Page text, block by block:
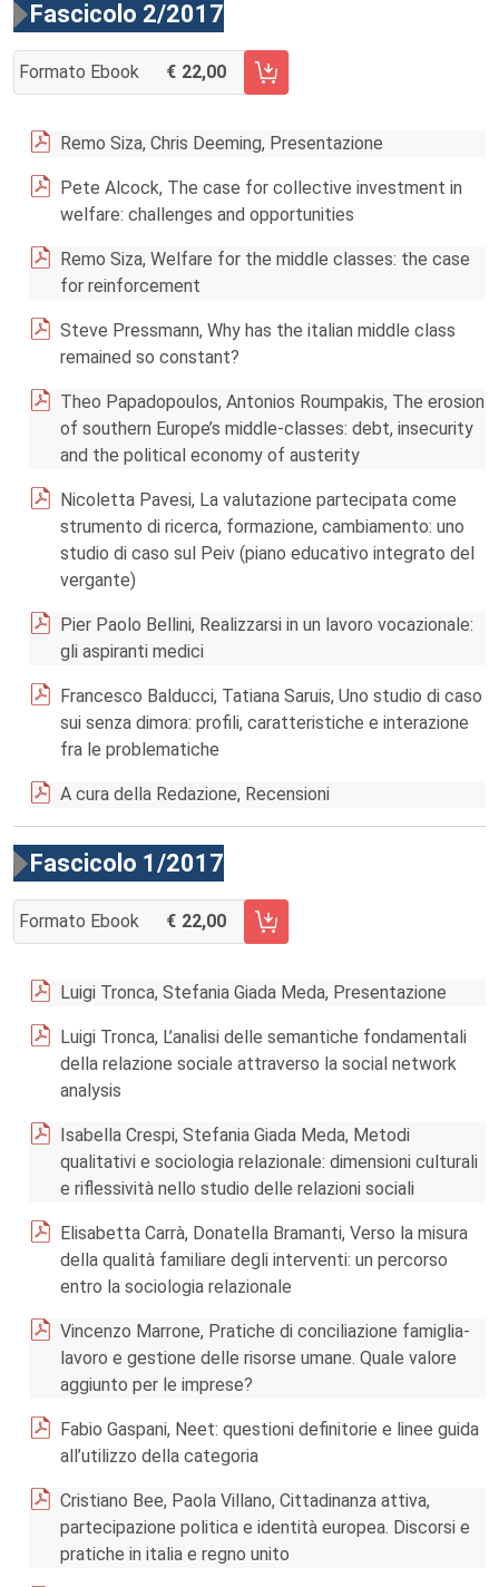
Fascicolo 2/2017
Formato Ebook 22,00
AGGIUNGI AL CARRELLO FASCICOLO 2/2017
Remo Siza, Chris Deeming, Presentazione
Pete Alcock, The case for collective investment in
welfare: challenges and opportunities
Remo Siza, Welfare for the middle classes: the case
for reinforcement
Steve Pressmann, Why has the italian middle class
remained so constant?
Theo Papadopoulos, Antonios Roumpakis, The erosion
of southern Europe’s middle-classes: debt, insecurity
and the political economy of austerity
Nicoletta Pavesi, La valutazione partecipata come
strumento di ricerca, formazione, cambiamento: uno
studio di caso sul Peiv (piano educativo integrato del
vergante)
Pier Paolo Bellini, Realizzarsi in un lavoro vocazionale:
gli aspiranti medici
Francesco Balducci, Tatiana Saruis, Uno studio di caso
sui senza dimora: profili, caratteristiche e interazione
fra le problematiche
A cura della Redazione, Recensioni
Fascicolo 1/2017
Formato Ebook 22,00
AGGIUNGI AL CARRELLO FASCICOLO 1/2017
Luigi Tronca, Stefania Giada Meda, Presentazione
Luigi Tronca, L’analisi delle semantiche fondamentali
della relazione sociale attraverso la social network
analysis
Isabella Crespi, Stefania Giada Meda, Metodi
qualitativi e sociologia relazionale: dimensioni culturali
e riflessività nello studio delle relazioni sociali
Elisabetta Carrà, Donatella Bramanti, Verso la misura
della qualità familiare degli interventi: un percorso
entro la sociologia relazionale
Vincenzo Marrone, Pratiche di conciliazione famiglia-
lavoro e gestione delle risorse umane. Quale valore
aggiunto per le imprese?
Fabio Gaspani, Neet: questioni definitorie e linee guida
all’utilizzo della categoria
Cristiano Bee, Paola Villano, Cittadinanza attiva,
partecipazione politica e identità europea. Discorsi e
pratiche in italia e regno unito